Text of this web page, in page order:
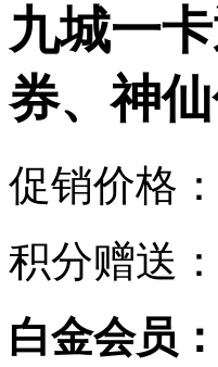
九城一
券、神
促销价格：
积分赠送：
白金会员：